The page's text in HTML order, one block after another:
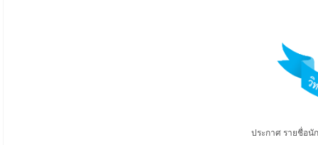
ประกาศ รายชื่อนั